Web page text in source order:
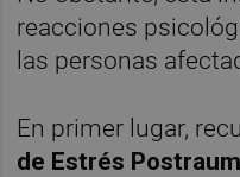
reacciones
las personas
En primer lugar,
de Estrés